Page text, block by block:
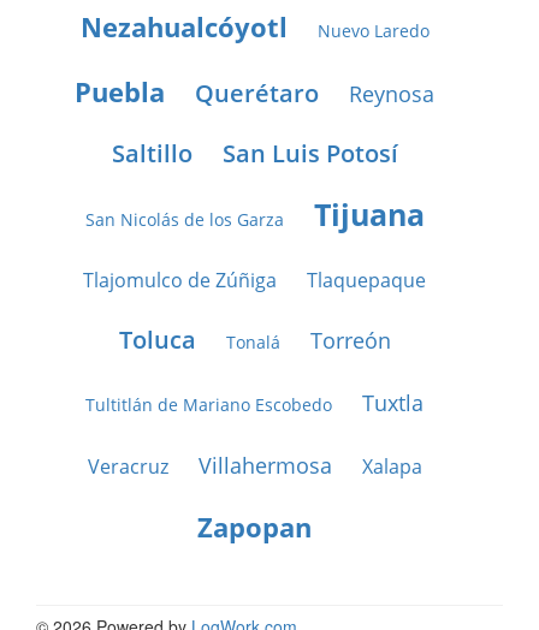
Nezahualcóyotl Nuevo Laredo
Puebla Querétaro Reynosa
Saltillo San Luis Potosí
San Nicolás de los Garza Tijuana
Tlajomulco de Zúñiga Tlaquepaque
Toluca Tonalá Torreón
Tultitlán de Mariano Escobedo Tuxtla
Veracruz Villahermosa Xalapa
Zapopan